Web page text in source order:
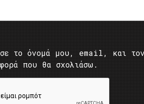
το όνομά μου, email, και
που θα σχολιάσω.